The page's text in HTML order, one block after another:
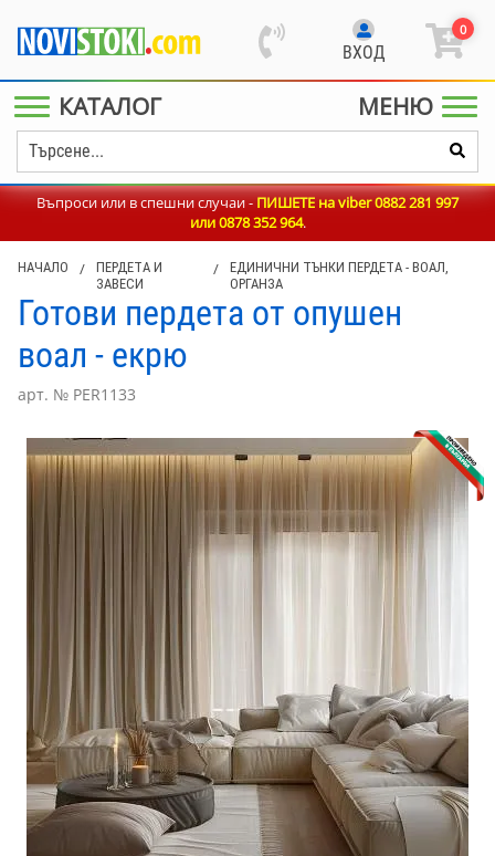
ВХОД
0
КАТАЛОГ МЕНЮ
Въпроси или в спешни случаи -ПИШЕТЕ на viber 0882 281 997
или0878 352 964.
НАЧАЛО /
ПЕРДЕТА И
ЗАВЕСИ
/
ЕДИНИЧНИ ТЪНКИ ПЕРДЕТА - ВОАЛ,
ОРГАНЗА
Готови пердета от опушен
воал - екрю
арт. № PER1133